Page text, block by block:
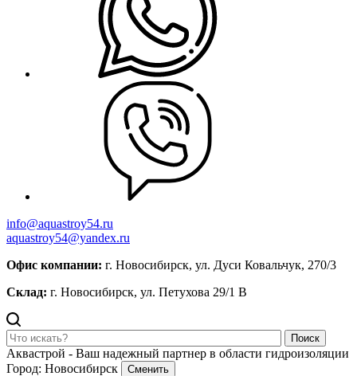
info@aquastroy54.ru
aquastroy54@yandex.ru
Офис компании: г. Новосибирск, ул. Дуси Ковальчук, 270/3
Склад: г. Новосибирск, ул. Петухова 29/1 В
Поиск
Аквастрой - Ваш надежный партнер в области гидроизоляции
Город: Новосибирск
Сменить